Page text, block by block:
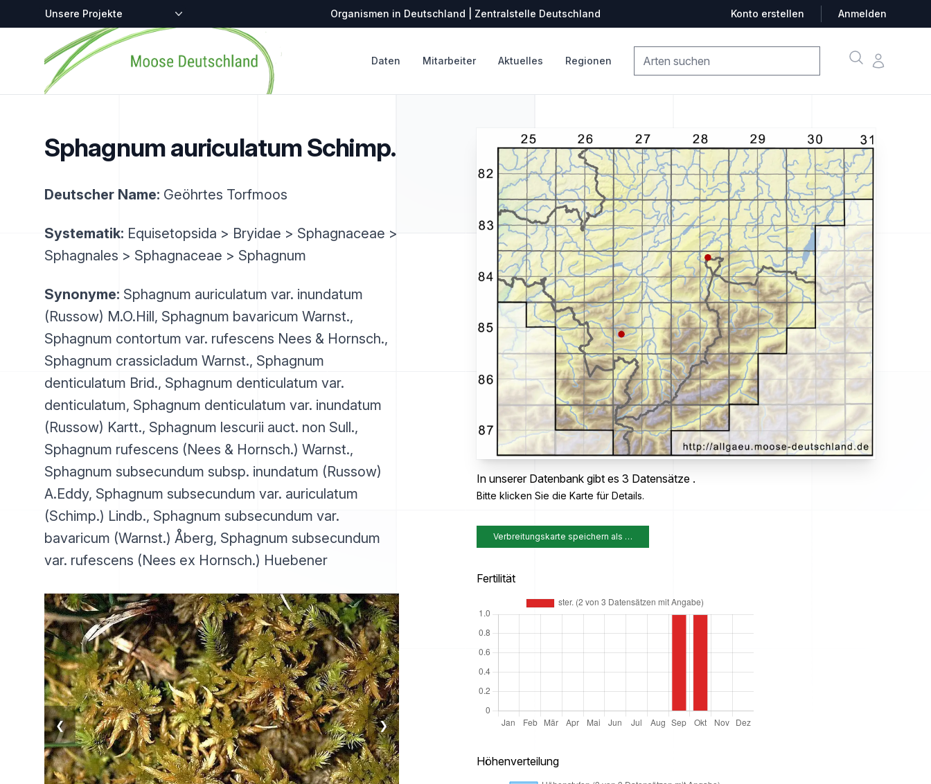
Zentralstellen-Projekte Organismen in Deutschland | Zentralstelle Deutschland Konto erstellen Anmelden
Startseite
Daten Mitarbeiter Aktuelles Regionen SucheKonto
Sphagnum auriculatum Schimp.
Deutscher Name: Geöhrtes Torfmoos
Systematik: Equisetopsida > Bryidae > Sphagnaceae >
Sphagnales > Sphagnaceae > Sphagnum
Synonyme: Sphagnum auriculatum var. inundatum
(Russow) M.O.Hill, Sphagnum bavaricum Warnst.,
Sphagnum contortum var. rufescens Nees & Hornsch.,
Sphagnum crassicladum Warnst., Sphagnum
denticulatum Brid., Sphagnum denticulatum var.
denticulatum, Sphagnum denticulatum var. inundatum
(Russow) Kartt., Sphagnum lescurii auct. non Sull.,
Sphagnum rufescens (Nees & Hornsch.) Warnst.,
Sphagnum subsecundum subsp. inundatum (Russow)
A.Eddy, Sphagnum subsecundum var. auriculatum
(Schimp.) Lindb., Sphagnum subsecundum var.
bavaricum (Warnst.) Åberg, Sphagnum subsecundum
var. rufescens (Nees ex Hornsch.) Huebener
❮ ❯
In unserer Datenbank gibt es 3 Datensätze .
Bitte klicken Sie die Karte für Details.
Verbreitungskarte speichern als …
Fertilität
Höhenverteilung